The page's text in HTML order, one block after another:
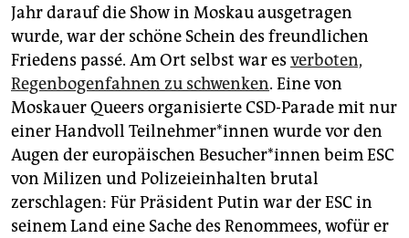
Jahr darauf die Show in Moskau ausgetragen
wurde, war der schöne Schein des freundlichen
Friedens passé. Am Ort selbst war es verboten,
Regenbogenfahnen zu schwenken. Eine von
Moskauer Queers organisierte CSD-Parade mit nur
einer Handvoll Teil­neh­me­r*in­nen wurde vor den
Augen der europäischen Be­su­che­r*in­nen beim ESC
von Milizen und Polizeieinhalten brutal
zerschlagen: Für Präsident Putin war der ESC in
seinem Land eine Sache des Renommees, wofür er